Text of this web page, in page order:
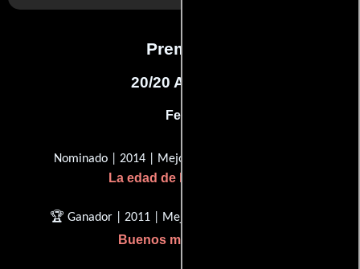
Premios
20/20 Awards
Felix
Nominado | 2014 | Mejor guión adaptado
La edad de la inocencia
🏆 Ganador | 2011 | Mejor guión adaptado
Buenos muchachos